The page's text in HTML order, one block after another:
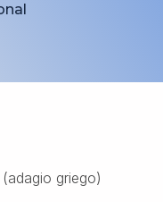
(adagio griego)